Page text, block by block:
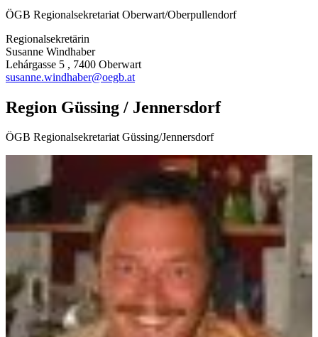
ÖGB Regionalsekretariat Oberwart/Oberpullendorf
Regionalsekretärin
Susanne Windhaber
Lehárgasse 5 , 7400 Oberwart
susanne.windhaber@oegb.at
Region Güssing / Jennersdorf
ÖGB Regionalsekretariat Güssing/Jennersdorf